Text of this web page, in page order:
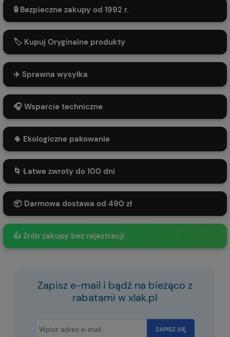
🔒 Bezpieczne zakupy od 1992 r.
🏷️ Kupuj Oryginalne produkty
✈️ Sprawna wysyłka
🎧 Wsparcie techniczne
🌵 Ekologiczne pakowanie
🌀 Łatwe zwroty do 100 dni
📦 Darmowa dostawa od 490 zł
👍 Zrób zakupy bez rejestracji
Zapisz e-mail i bądź na bieżąco z
rabatami w xlak.pl
ZAPISZ SIĘ